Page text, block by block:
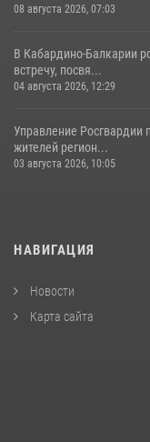
08 августа 2026, 07:03
В Кабардино-Балкарии
встречу, посвя...
04 августа 2026, 12:29
Управление
жителей регион...
03 августа 2026, 10:05
НАВИГАЦИЯ
Новости
Карта сайта